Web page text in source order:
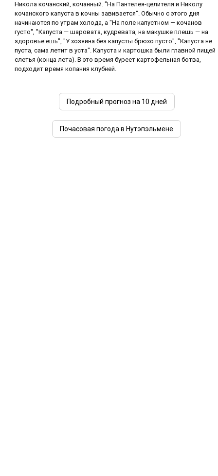
Никола кочанский, кочанный. "На Пантелея-целителя и Николу
кочанского капуста в кочны завивается". Обычно с этого дня
начинаются по утрам холода, а "На поле капустном — кочанов
густо", "Капуста — шаровата, кудревата, на макушке плешь — на
здоровье ешь", "У хозяина без капусты брюхо пусто", "Капуста не
пуста, сама летит в уста". Капуста и картошка были главной пищей
слетья (конца лета). В это время буреет картофельная ботва,
подходит время копания клубней.
Подробный прогноз на 10 дней
Почасовая погода в Нутэпэльмене